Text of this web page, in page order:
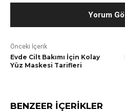
Önceki İçerik
Evde Cilt Bakımı İçin Kolay
Yüz Maskesi Tarifleri
BENZEER İÇERİKLER